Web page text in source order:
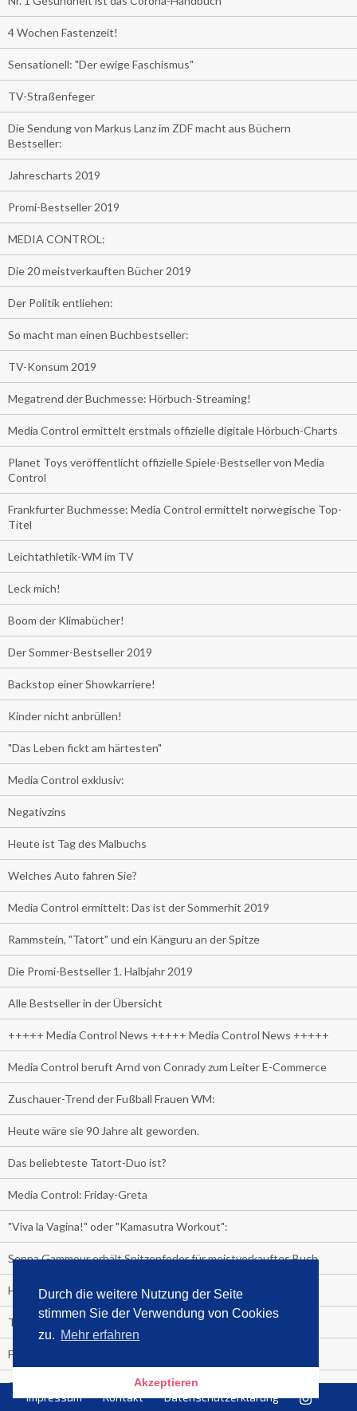
Durch die weitere Nutzung der Seite
stimmen Sie der Verwendung von Cookies
zu. Mehr erfahren
Akzeptieren
4 Wochen Fastenzeit!
Sensationell: "Der ewige Faschismus"
TV-Straßenfeger
Die Sendung von Markus Lanz im ZDF macht aus Büchern
Bestseller:
Jahrescharts 2019
Promi-Bestseller 2019
MEDIA CONTROL:
Die 20 meistverkauften Bücher 2019
Der Politik entliehen:
So macht man einen Buchbestseller:
TV-Konsum 2019
Megatrend der Buchmesse: Hörbuch-Streaming!
Media Control ermittelt erstmals offizielle digitale Hörbuch-Charts
Planet Toys veröffentlicht offizielle Spiele-Bestseller von Media
Control
Frankfurter Buchmesse: Media Control ermittelt norwegische Top-
Titel
Leichtathletik-WM im TV
Leck mich!
Boom der Klimabücher!
Der Sommer-Bestseller 2019
Backstop einer Showkarriere!
Kinder nicht anbrüllen!
"Das Leben fickt am härtesten"
Media Control exklusiv:
Negativzins
Heute ist Tag des Malbuchs
Welches Auto fahren Sie?
Media Control ermittelt: Das ist der Sommerhit 2019
Rammstein, "Tatort" und ein Känguru an der Spitze
Die Promi-Bestseller 1. Halbjahr 2019
Alle Bestseller in der Übersicht
+++++ Media Control News +++++ Media Control News +++++
Media Control beruft Arnd von Conrady zum Leiter E-Commerce
Zuschauer-Trend der Fußball Frauen WM:
Heute wäre sie 90 Jahre alt geworden.
Das beliebteste Tatort-Duo ist?
Media Control: Friday-Greta
"Viva la Vagina!" oder "Kamasutra Workout":
Senna Gammour erhält Spitzenfeder für meistverkauftes Buch
Heute ist Welttag des Buches!
TV-Marktanteile auf einen Blick
Fußball TV-Quoten:
Sensationell!
Impressum Kontakt Datenschutzerklärung